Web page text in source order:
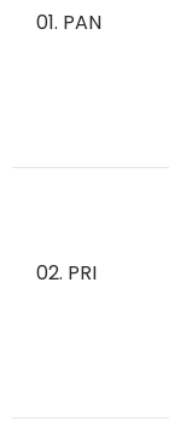
01. PAN
02. PRI